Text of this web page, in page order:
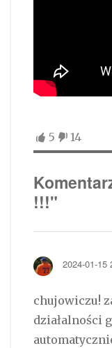
5 14
!!!"
2024-01-15
chujowiczu!
działalności